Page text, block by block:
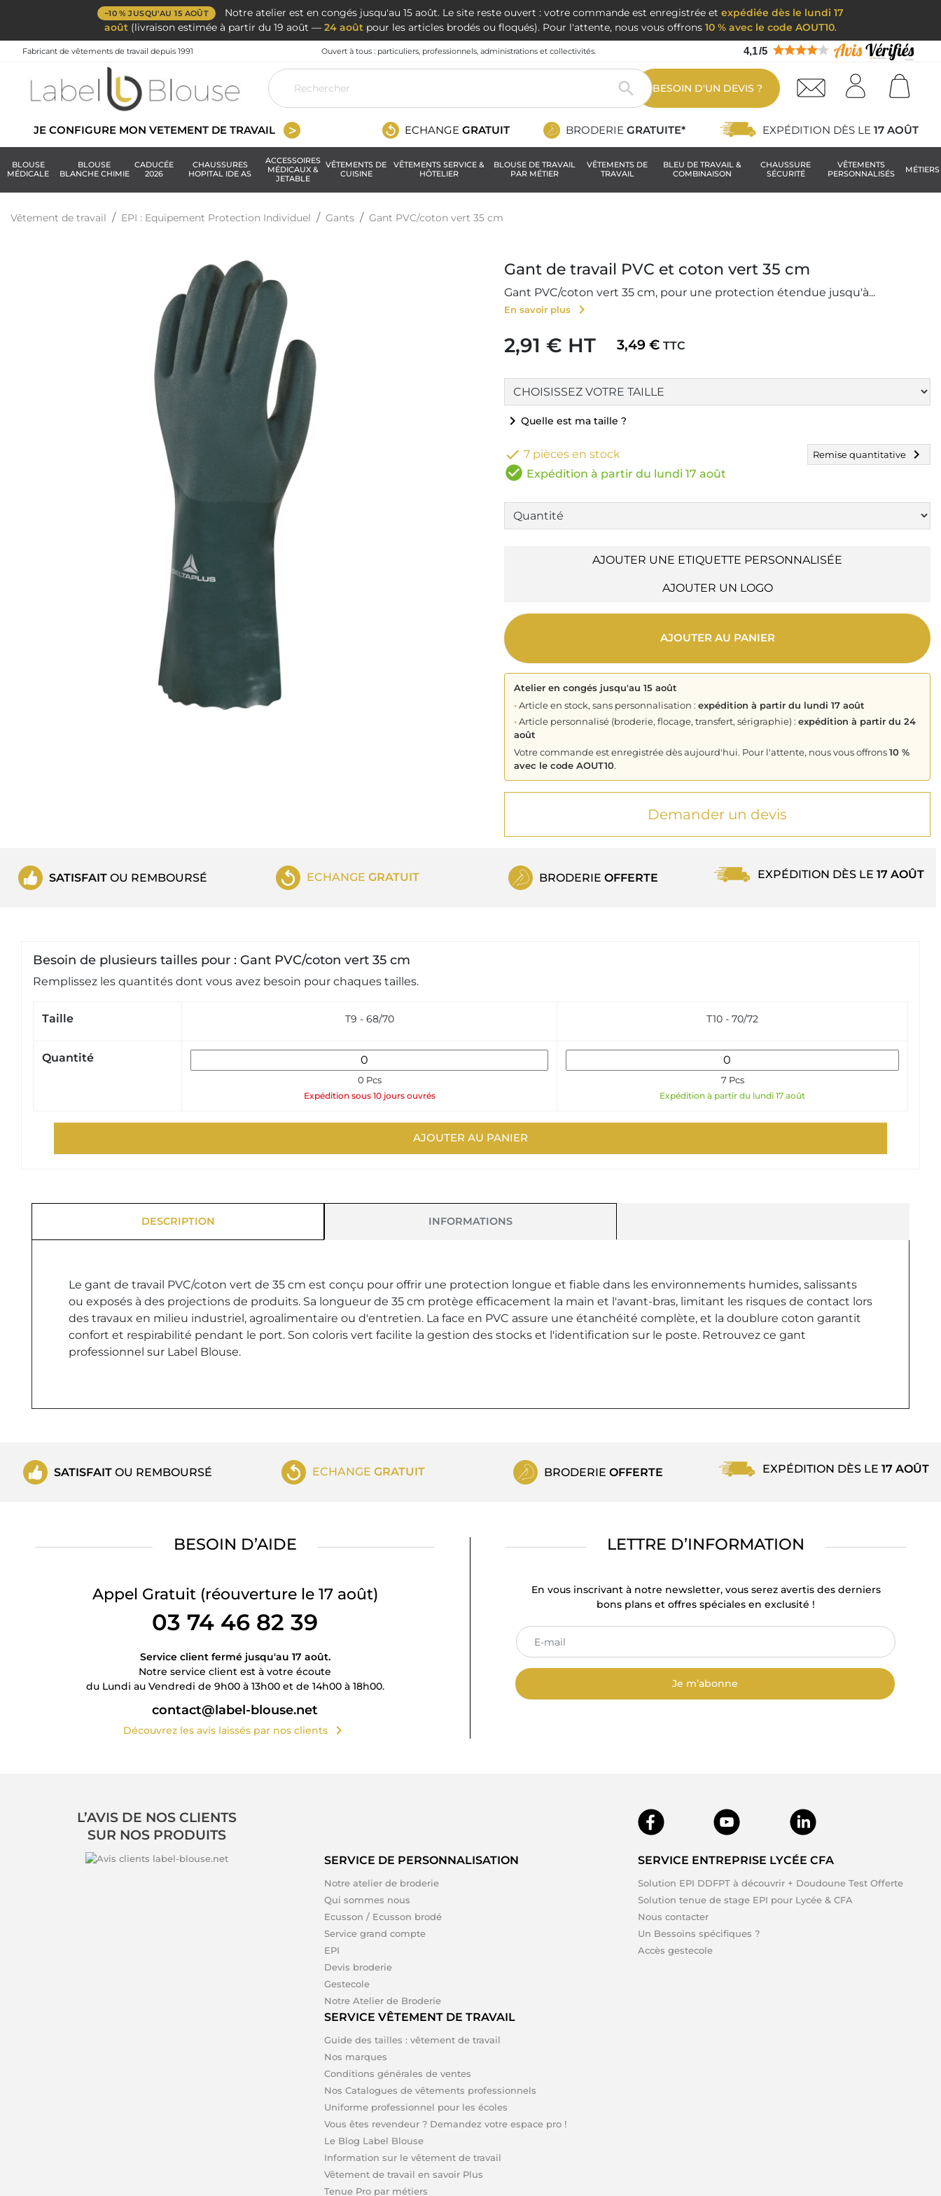
−10 % JUSQU'AU 15 AOÛT Notre atelier est en congés jusqu'au 15 août. Le site reste ouvert : votre commande est enregistrée etexpédiée dès le lundi 17
août (livraison estimée à partir du 19 août — 24 août pour les articles brodés ou floqués). Pour l'attente, nous vous offrons 10 % avec le code AOUT10.
Fabricant de vêtements de travail depuis 1991 Ouvert à tous : particuliers, professionnels, administrations et collectivités. 4,1/5
 BESOIN D'UN DEVIS ?
JE CONFIGURE MON VETEMENT DE TRAVAIL ECHANGE GRATUIT BRODERIE GRATUITE* EXPÉDITION DÈS LE 17 AOÛT
BLOUSE
MÉDICALE
BLOUSE
BLANCHE CHIMIE
CADUCÉE
2026
CHAUSSURES
HOPITAL IDE AS
ACCESSOIRES
MÉDICAUX &
JETABLE
VÊTEMENTS DE
CUISINE
VÊTEMENTS SERVICE &
HÔTELIER
BLOUSE DE TRAVAIL
PAR MÉTIER
VÊTEMENTS DE
TRAVAIL
BLEU DE TRAVAIL &
COMBINAISON
CHAUSSURE
SÉCURITÉ
VÊTEMENTS
PERSONNALISÉS
MÉTIERS
Vêtement de travail EPI : Equipement Protection Individuel Gants Gant PVC/coton vert 35 cm
Gant de travail PVC et coton vert 35 cm
Gant PVC/coton vert 35 cm, pour une protection étendue jusqu'à...
En savoir plus chevron_right
2,91 € HT 3,49 € TTC
chevron_right Quelle est ma taille ?
 7 pièces en stock
check_circle Expédition à partir du lundi 17 août
Remise quantitative chevron_right
AJOUTER UNE ETIQUETTE PERSONNALISÉE
AJOUTER UN LOGO
AJOUTER AU PANIER
Atelier en congés jusqu'au 15 août
•Article en stock, sans personnalisation : expédition à partir du lundi 17 août
•Article personnalisé (broderie, flocage, transfert, sérigraphie) : expédition à partir du 24
août
Votre commande est enregistrée dès aujourd'hui. Pour l'attente, nous vous offrons10 %
avec le code AOUT10.
Demander un devis
SATISFAITOU REMBOURSÉ ECHANGEGRATUIT BRODERIE OFFERTE EXPÉDITION DÈS LE 17 AOÛT
Besoin de plusieurs tailles pour : Gant PVC/coton vert 35 cm
Remplissez les quantités dont vous avez besoin pour chaques tailles.
Taille T9 - 68/70 T10 - 70/72
Quantité
0 Pcs
Expédition sous 10 jours ouvrés
7 Pcs
Expédition à partir du lundi 17 août
AJOUTER AU PANIER
DESCRIPTION INFORMATIONS
Le gant de travail PVC/coton vert de 35 cm est conçu pour offrir une protection longue et fiable dans les environnements humides, salissants
ou exposés à des projections de produits. Sa longueur de 35 cm protège efficacement la main et l'avant-bras, limitant les risques de contact lors
des travaux en milieu industriel, agroalimentaire ou d'entretien. La face en PVC assure une étanchéité complète, et la doublure coton garantit
confort et respirabilité pendant le port. Son coloris vert facilite la gestion des stocks et l'identification sur le poste. Retrouvez ce gant
professionnel sur Label Blouse.
SATISFAIT OU REMBOURSÉ ECHANGE GRATUIT BRODERIE OFFERTE EXPÉDITION DÈS LE 17 AOÛT
BESOIN D’AIDE
Appel Gratuit (réouverture le 17 août)
03 74 46 82 39
Service client fermé jusqu'au 17 août.
Notre service client est à votre écoute
du Lundi au Vendredi de 9h00 à 13h00 et de 14h00 à 18h00.
contact@label-blouse.net
Découvrez les avis laissés par nos clients chevron_right
LETTRE D’INFORMATION
En vous inscrivant à notre newsletter, vous serez avertis des derniers
bons plans et offres spéciales en exclusité !
Je m’abonne
L’AVIS DE NOS CLIENTS
SUR NOS PRODUITS
SERVICE DE PERSONNALISATION
Notre atelier de broderie
Qui sommes nous
Ecusson / Ecusson brodé
Service grand compte
EPI
Devis broderie
Gestecole
Notre Atelier de Broderie
SERVICE ENTREPRISE LYCÉE CFA
Solution EPI DDFPT à découvrir + Doudoune Test Offerte
Solution tenue de stage EPI pour Lycée & CFA
Nous contacter
Un Bessoins spécifiques ?
Accès gestecole
SERVICE VÊTEMENT DE TRAVAIL
Guide des tailles : vêtement de travail
Nos marques
Conditions générales de ventes
Nos Catalogues de vêtements professionnels
Uniforme professionnel pour les écoles
Vous êtes revendeur ? Demandez votre espace pro !
Le Blog Label Blouse
Information sur le vêtement de travail
Vêtement de travail en savoir Plus
Tenue Pro par métiers